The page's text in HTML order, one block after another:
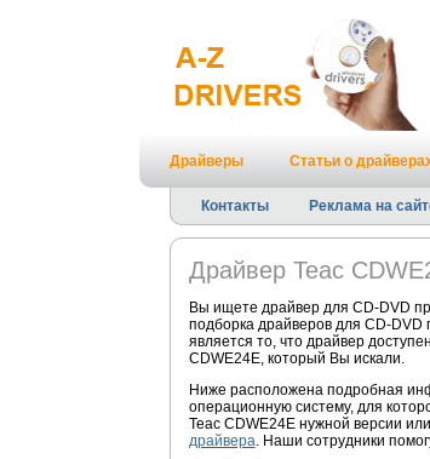
Драйверы Статьи о
Контакты Реклама на
Драйвер Teac
Вы ищете драйвер для CD-DVD
подборка драйверов для CD-
является то, что драйвер
CDWE24E, который Вы искали.
Ниже расположена подробная
операционную систему, для
Teac CDWE24E нужной версии
драйвера. Наши сотрудники